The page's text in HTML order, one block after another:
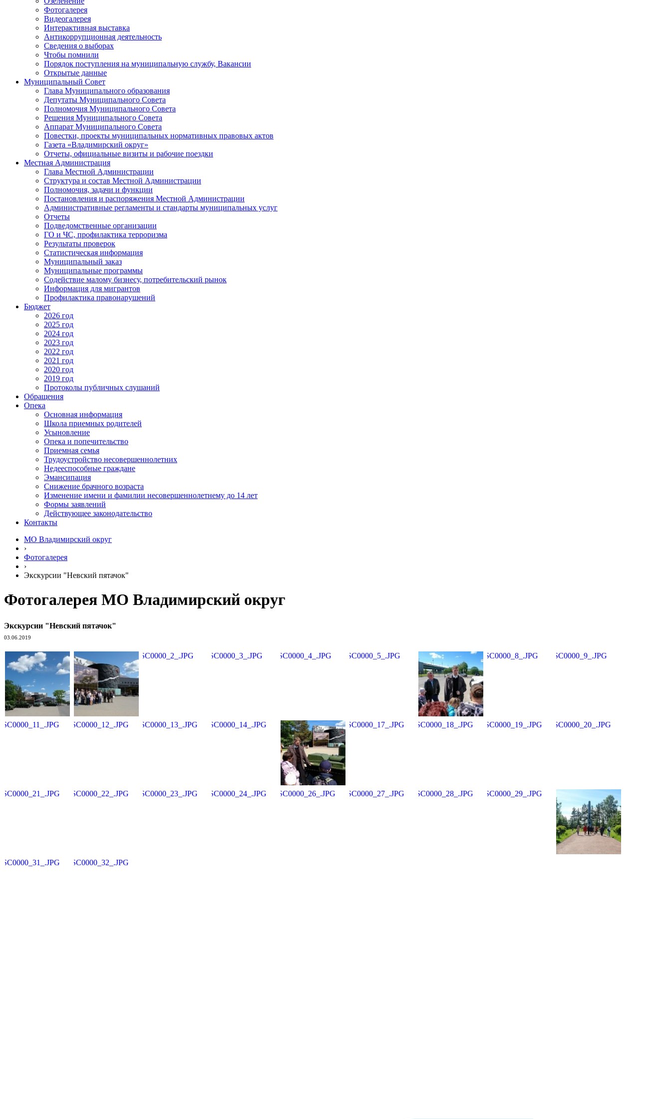
Фотогалерея
Видеогалерея
Интерактивная выставка
Антикоррупционная деятельность
Сведения о выборах
Чтобы помнили
Порядок поступления на муниципальную службу, Вакансии
Открытые данные
Муниципальный Совет
Глава Муниципального образования
Депутаты Муниципального Совета
Полномочия Муниципального Совета
Решения Муниципального Совета
Аппарат Муниципального Совета
Повестки, проекты муниципальных нормативных правовых актов
Газета «Владимирский округ»
Отчеты, официальные визиты и рабочие поездки
Местная Администрация
Глава Местной Администрации
Структура и состав Местной Администрации
Полномочия, задачи и функции
Постановления и распоряжения Местной Администрации
Административные регламенты и стандарты муниципальных услуг
Отчеты
Подведомственные организации
ГО и ЧС, профилактика терроризма
Результаты проверок
Статистическая информация
Муниципальный заказ
Муниципальные программы
Содействие малому бизнесу, потребительский рынок
Информация для мигрантов
Профилактика правонарушений
Бюджет
2026 год
2025 год
2024 год
2023 год
2022 год
2021 год
2020 год
2019 год
Протоколы публичных слушаний
Обращения
Опека
Основная информация
Школа приемных родителей
Усыновление
Опека и попечительство
Приемная семья
Трудоустройство несовершеннолетних
Недееспособные граждане
Эмансипация
Снижение брачного возраста
Изменение имени и фамилии несовершеннолетнему до 14 лет
Формы заявлений
Действующее законодательство
Контакты
МО Владимирский округ
›
Фотогалерея
›
Экскурсии "Невский пятачок"
Фотогалерея МО Владимирский округ
Экскурсии "Невский пятачок"
03.06.2019